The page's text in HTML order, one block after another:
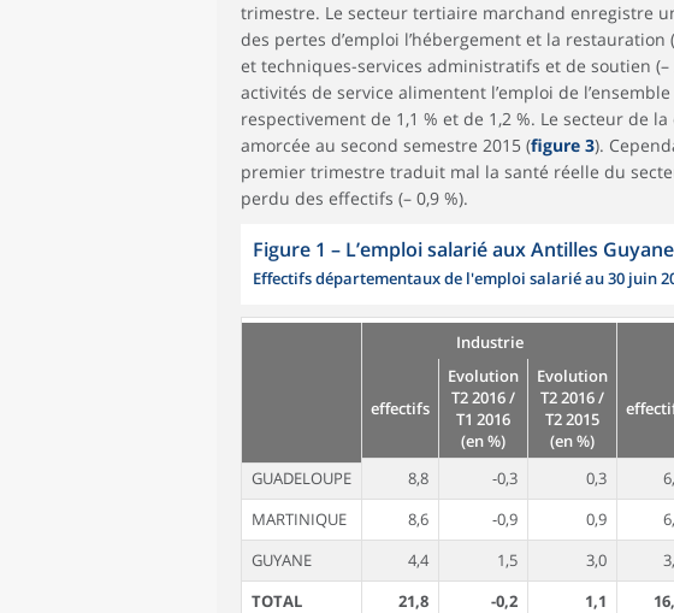
trimestre. Le secteur tertiaire marchand enregistre
des pertes d’emploi l’hébergement et la
et techniques-services administratifs et de soutien (–
activités de service alimentent l’emploi de
respectivement de 1,1 % et de 1,2 %. Le secteur de
amorcée au second semestre 2015 (figure 3).
premier trimestre traduit mal la santé réelle du
perdu des effectifs (– 0,9 %).
Figure 1 – L’emploi salarié aux Antilles
Effectifs départementaux de l'emploi salarié au 30 juin
Industrie
effectifs
Evolution
T2 2016 /
T1 2016
(en %)
Evolution
T2 2016 /
T2 2015
(en %)
GUADELOUPE
8,8 -0,3 0,3
MARTINIQUE
8,6 -0,9 0,9
GUYANE
4,4 1,5 3,0
TOTAL
21,8 -0,2 1,1